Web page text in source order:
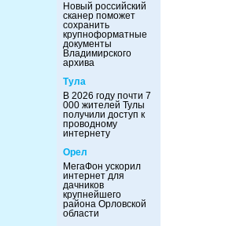
Новый российский
сканер поможет
сохранить
крупноформатные
документы
Владимирского
архива
Тула
В 2026 году почти 7
000 жителей Тулы
получили доступ к
проводному
интернету
Орел
МегаФон ускорил
интернет для
дачников
крупнейшего
района Орловской
области